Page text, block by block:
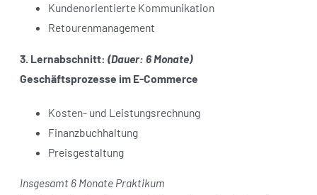
Kundenorientierte Kommunikation
Retourenmanagement
3. Lernabschnitt: (Dauer: 6 Monate)
Geschäftsprozesse im E-Commerce
Kosten- und Leistungsrechnung
Finanzbuchhaltung
Preisgestaltung
Insgesamt 6 Monate Praktikum